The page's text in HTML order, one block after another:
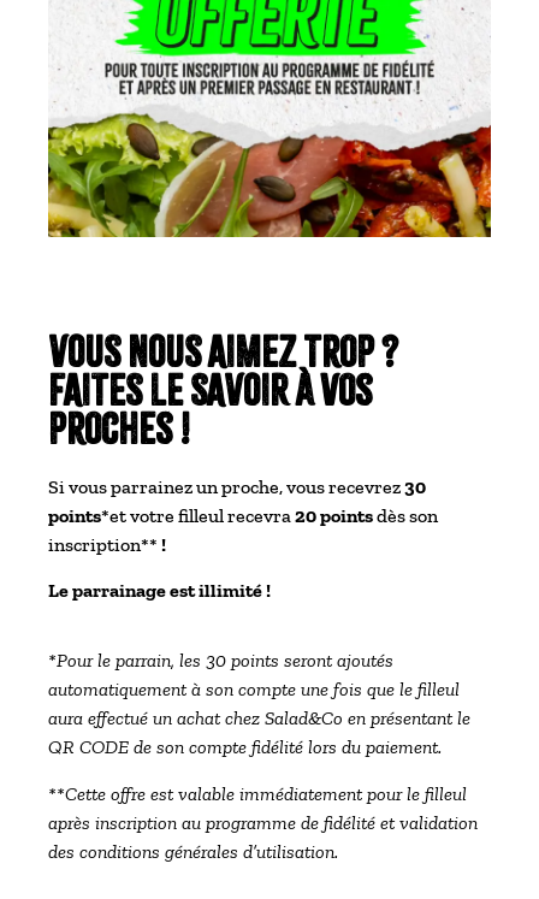
VOUS NOUS AIMEZ trop ?
FAITES LE SAVOIR à vos
proches !
Si vous parrainez un proche, vous recevrez30
points*et votre filleul recevra 20 pointsdès son
inscription** !
Leparrainageest illimité !
*Pour le parrain, les 30 points seront ajoutés
automatiquement à son compte une fois que le filleul
aura effectué un achat chez Salad&Co en présentant le
QR CODE de son compte fidélité lors du paiement.
**Cette offre est valable immédiatement pour le filleul
après inscription au programme de fidélité et validation
des conditions générales d’utilisation.